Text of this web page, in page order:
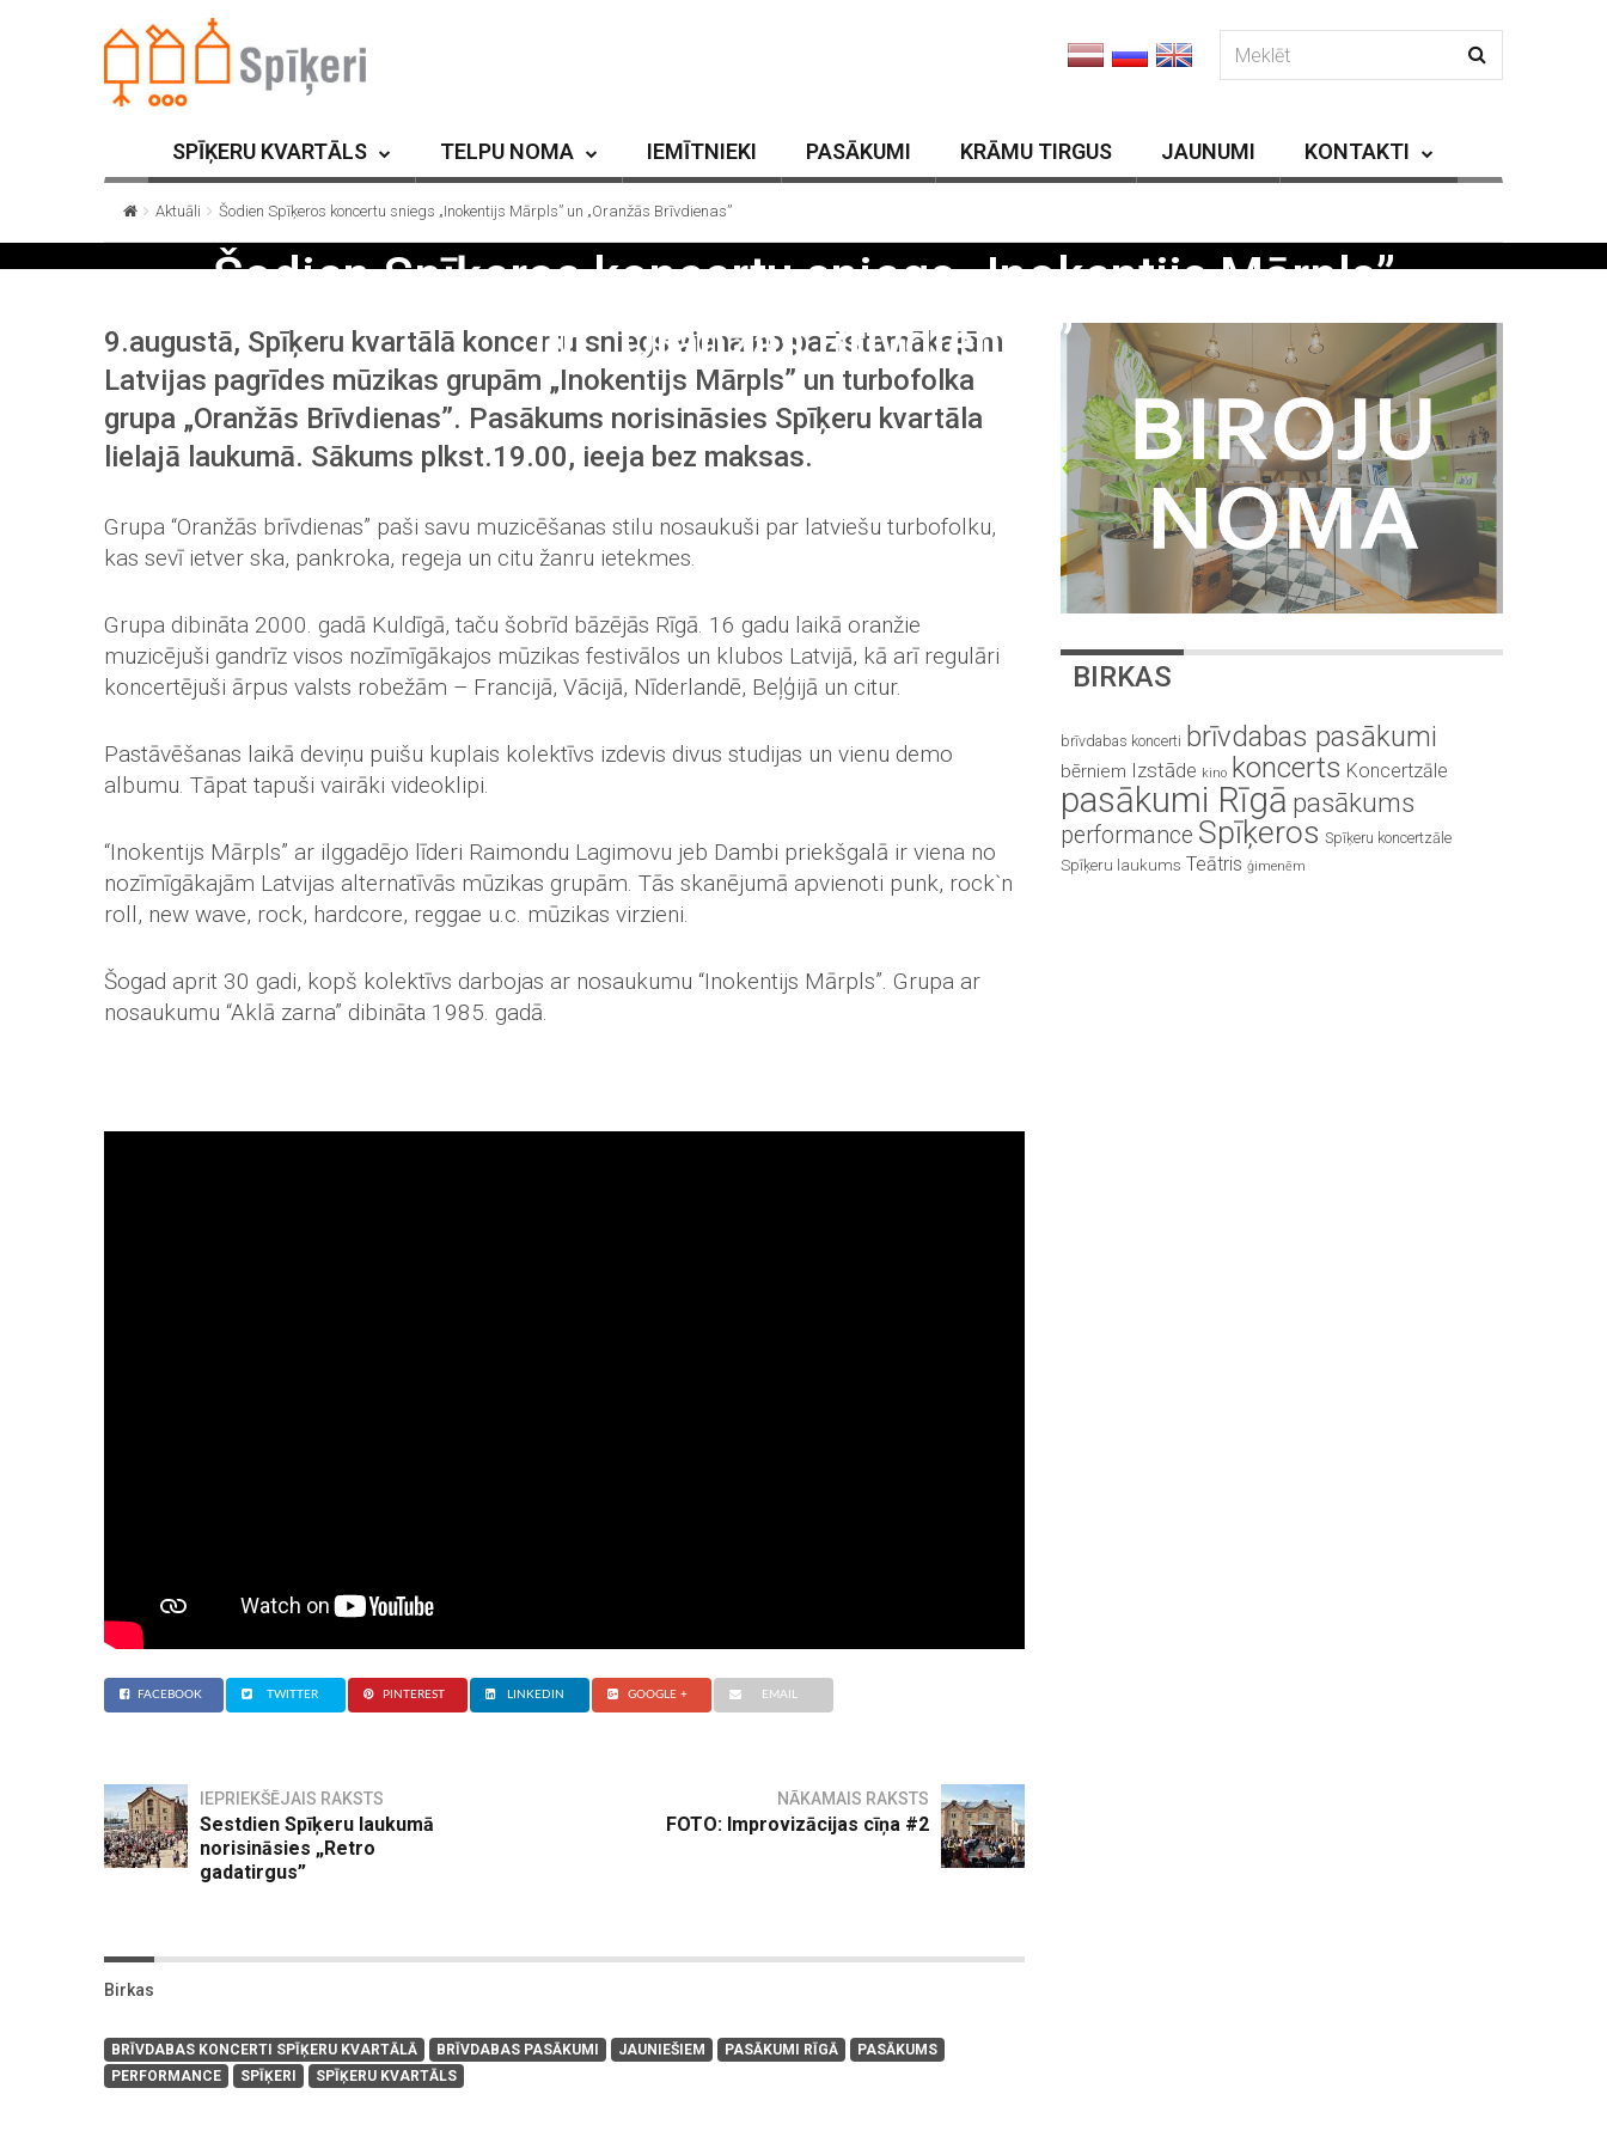
SPĪĶERU KVARTĀLS TELPU NOMA IEMĪTNIEKI PASĀKUMI KRĀMU TIRGUS JAUNUMI KONTAKTI
Aktuāli Šodien Spīķeros koncertu sniegs „Inokentijs Mārpls” un „Oranžās Brīvdienas”
Šodien Spīķeros koncertu sniegs „Inokentijs Mārpls”
un „Oranžās Brīvdienas”
9.augustā, Spīķeru kvartālā koncertu sniegs viena no pazīstamākajām
Latvijas pagrīdes mūzikas grupām „Inokentijs Mārpls” un turbofolka
grupa „Oranžās Brīvdienas”. Pasākums norisināsies Spīķeru kvartāla
lielajā laukumā. Sākums plkst.19.00, ieeja bez maksas.
Grupa “Oranžās brīvdienas” paši savu muzicēšanas stilu nosaukuši par latviešu turbofolku,
kas sevī ietver ska, pankroka, regeja un citu žanru ietekmes.
Grupa dibināta 2000. gadā Kuldīgā, taču šobrīd bāzējās Rīgā. 16 gadu laikā oranžie
muzicējuši gandrīz visos nozīmīgākajos mūzikas festivālos un klubos Latvijā, kā arī regulāri
koncertējuši ārpus valsts robežām – Francijā, Vācijā, Nīderlandē, Beļģijā un citur.
Pastāvēšanas laikā deviņu puišu kuplais kolektīvs izdevis divus studijas un vienu demo
albumu. Tāpat tapuši vairāki videoklipi.
“Inokentijs Mārpls” ar ilggadējo līderi Raimondu Lagimovu jeb Dambi priekšgalā ir viena no
nozīmīgākajām Latvijas alternatīvās mūzikas grupām. Tās skanējumā apvienoti punk, rock`n
roll, new wave, rock, hardcore, reggae u.c. mūzikas virzieni.
Šogad aprit 30 gadi, kopš kolektīvs darbojas ar nosaukumu “Inokentijs Mārpls”. Grupa ar
nosaukumu “Aklā zarna” dibināta 1985. gadā.
FACEBOOK TWITTER PINTEREST LINKEDIN GOOGLE + EMAIL
IEPRIEKŠĒJAIS RAKSTS
Sestdien Spīķeru laukumā
norisināsies „Retro
gadatirgus”
NĀKAMAIS RAKSTS
FOTO: Improvizācijas cīņa #2
Birkas
BRĪVDABAS KONCERTI SPĪĶERU KVARTĀLĀ BRĪVDABAS PASĀKUMI JAUNIEŠIEM PASĀKUMI RĪGĀ
PASĀKUMS
PERFORMANCE
SPĪĶERI SPĪĶERU KVARTĀLS
BIRKAS
brīvdabas koncerti brīvdabas pasākumi
bērniem Izstāde kino koncerts Koncertzāle
pasākumi Rīgā pasākums
performance Spīķeros Spīķeru koncertzāle
Spīķeru laukums Teātris ģimenēm